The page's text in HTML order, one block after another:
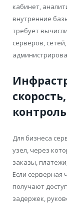
кабинет,
внутренние
требует
серверов,
контроль
Для бизнеса
узел, через
заказы,
Если серверная
получают
задержек,